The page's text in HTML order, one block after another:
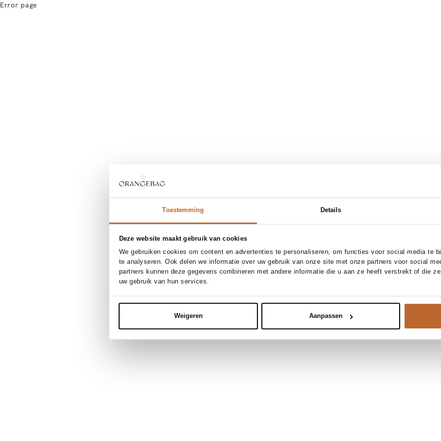
Toestemming Details
Deze website maakt gebruik van cookies
We gebruiken cookies om content en advertenties te personaliseren, om functies voor social media te
te analyseren. Ook delen we informatie over uw gebruik van onze site met onze partners voor social
partners kunnen deze gegevens combineren met andere informatie die u aan ze heeft verstrekt of die
uw gebruik van hun services.
Weigeren Aanpassen
Error page